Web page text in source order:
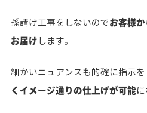
孫請け工事をしないのでお客様
お届け します。
細かいニュアンスも的確に指示を
くイメージ通りの仕上げが可能に